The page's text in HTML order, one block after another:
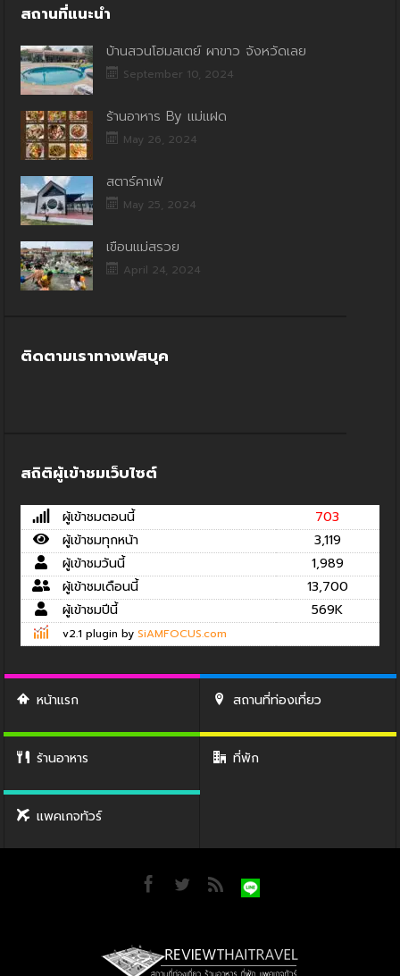
สถานที่แนะนำ
บ้านสวนโฮมสเตย์ ผาขาว จังหวัดเลย
September 10, 2024
ร้านอาหาร By แม่แฝด
May 26, 2024
สตาร์คาเฟ่
May 25, 2024
เขื่อนแม่สรวย
April 24, 2024
ติดตามเราทางเฟสบุค
สถิติผู้เข้าชมเว็บไซต์
ผู้เข้าชมตอนนี้
703
ผู้เข้าชมทุกหน้า
3,119
ผู้เข้าชมวันนี้
1,989
ผู้เข้าชมเดือนนี้
13,700
ผู้เข้าชมปีนี้
569K
v2.1 plugin by SiAMFOCUS.com
หน้าแรก สถานที่ท่องเที่ยว
ร้านอาหาร ที่พัก
แพคเกจทัวร์